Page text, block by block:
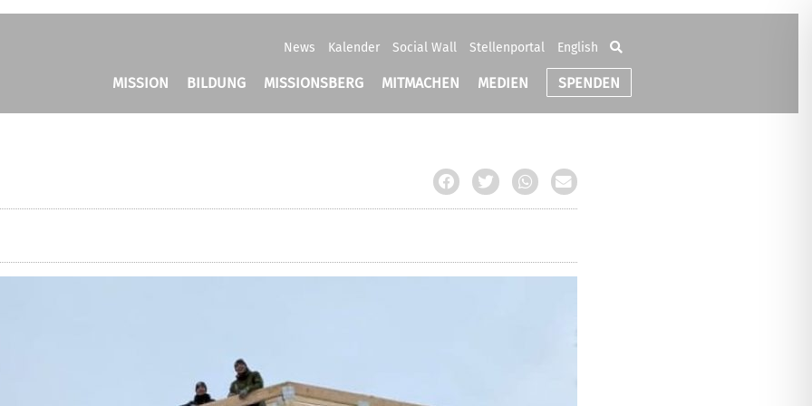
News Kalender Social Wall Stellenportal English
MISSION BILDUNG MISSIONSBERG MITMACHEN MEDIEN SPENDEN